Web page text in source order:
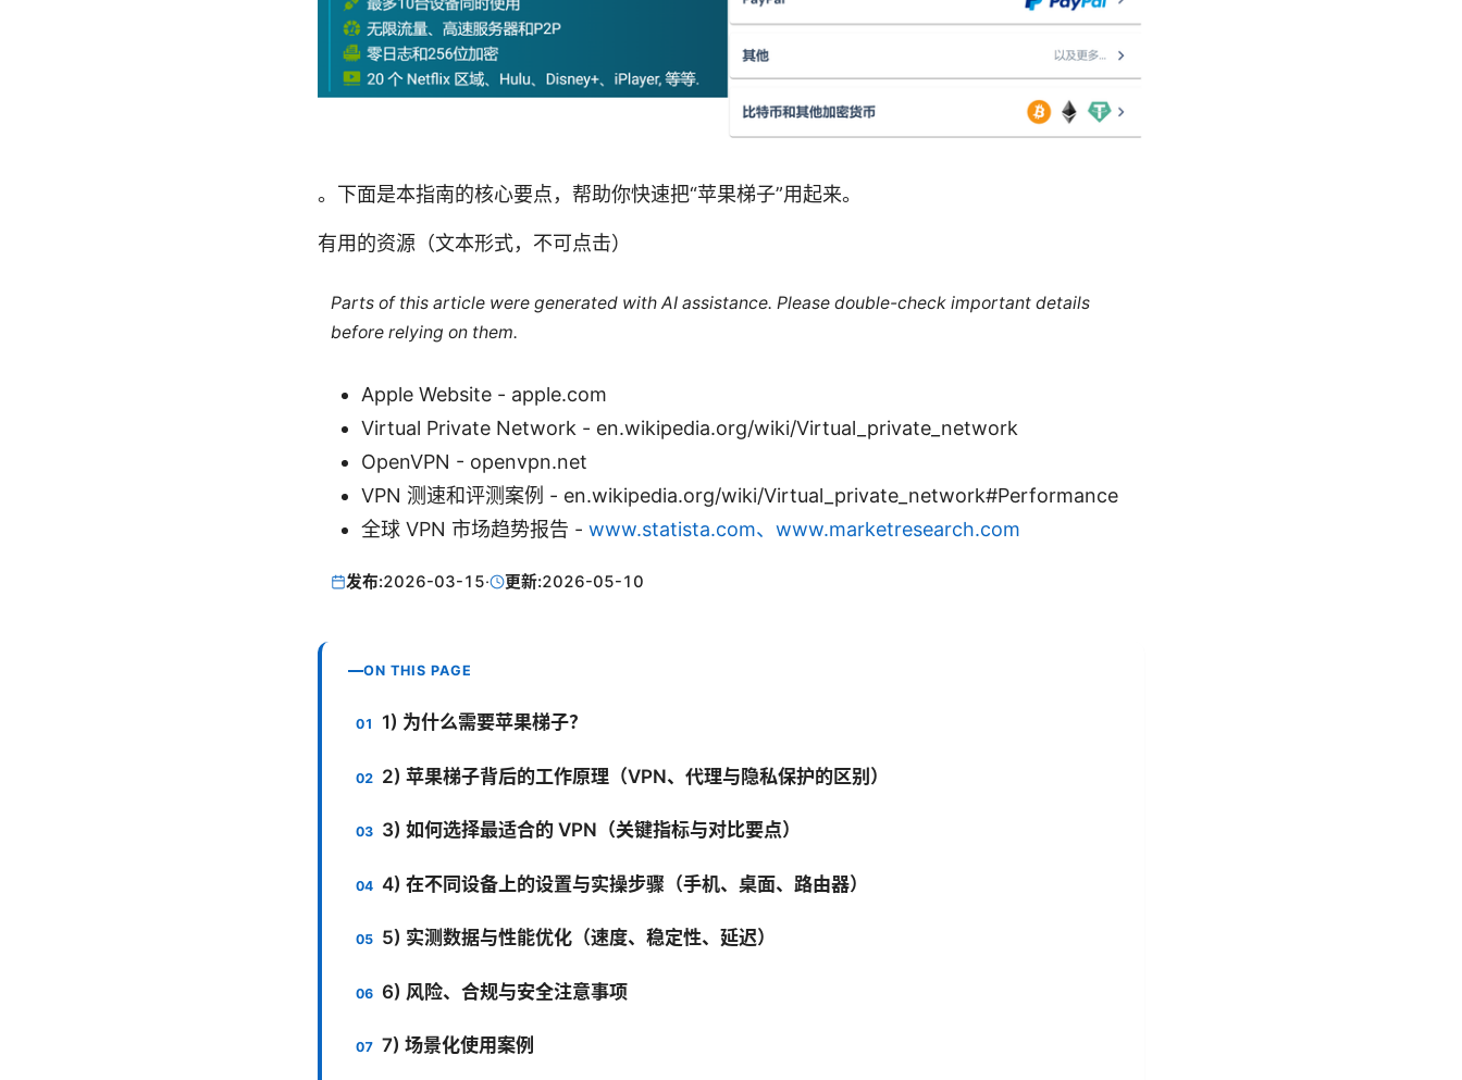
。下面是本指南的核心要点，帮助你快速把“苹果梯子”用起来。
有用的资源（文本形式，不可点击）
Parts of this article were generated with AI assistance. Please double-check important details
before relying on them.
Apple Website - apple.com
Virtual Private Network - en.wikipedia.org/wiki/Virtual_private_network
OpenVPN - openvpn.net
VPN 测速和评测案例 - en.wikipedia.org/wiki/Virtual_private_network#Performance
全球 VPN 市场趋势报告 - www.statista.com、www.marketresearch.com
发布:2026-03-15· 更新:2026-05-10
ON THIS PAGE
1) 为什么需要苹果梯子？
2) 苹果梯子背后的工作原理（VPN、代理与隐私保护的区别）
3) 如何选择最适合的 VPN（关键指标与对比要点）
4) 在不同设备上的设置与实操步骤（手机、桌面、路由器）
5) 实测数据与性能优化（速度、稳定性、延迟）
6) 风险、合规与安全注意事项
7) 场景化使用案例